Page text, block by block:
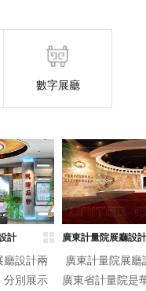
數字展廳
計
廳設計兩
分別展示
廣東計量院展廳設計
廣東計量院展廳
廣東省計量院是